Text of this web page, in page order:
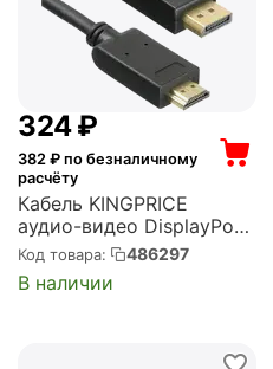
‍324‍₽
382 ₽ по безналичному
расчёту
Кабель KINGPRICE
аудио-видео DisplayPort
(m)/HDMI (m) 1.5м.
позолоч.конт. черный
(KP-DP1.1-HD1.4-1.5M)
Код товара: 486297
В наличии